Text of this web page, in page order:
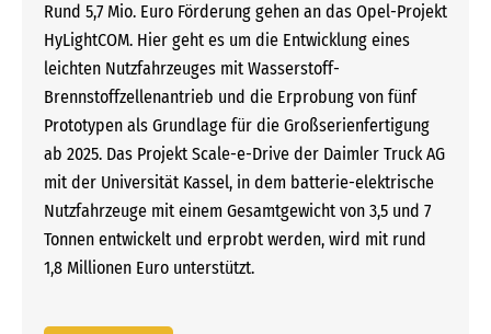
Rund 5,7 Mio. Euro Förderung gehen an das Opel-Projekt
HyLightCOM. Hier geht es um die Entwicklung eines
leichten Nutzfahrzeuges mit Wasserstoff-
Brennstoffzellenantrieb und die Erprobung von fünf
Prototypen als Grundlage für die Großserienfertigung
ab 2025. Das Projekt Scale-e-Drive der Daimler Truck AG
mit der Universität Kassel, in dem batterie-elektrische
Nutzfahrzeuge mit einem Gesamtgewicht von 3,5 und 7
Tonnen entwickelt und erprobt werden, wird mit rund
1,8 Millionen Euro unterstützt.